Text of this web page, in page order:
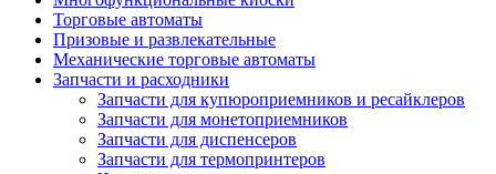
Торговые автоматы
Призовые и развлекательные
Механические торговые автоматы
Запчасти и расходники
Запчасти для купюроприемников и ресайклеров
Запчасти для монетоприемников
Запчасти для диспенсеров
Запчасти для термопринтеров